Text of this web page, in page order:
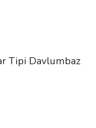
Tipi Davlumbaz